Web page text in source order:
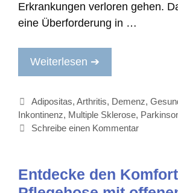
Erkrankungen verloren gehen.
eine Überforderung in …
Weiterlesen ➔
Kategorien
Adipositas,Arthritis, Demenz,
Inkontinenz, Multiple Sklerose,
Schreibe einen Kommentar
Entdecke den